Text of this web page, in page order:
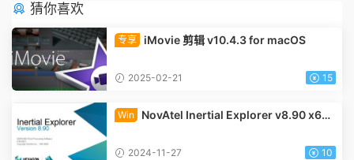
猜你喜欢
专享 iMovie 剪辑 v10.4.3 for macOS
2025-02-21 15
Win
NovAtel Inertial Explorer v8.90 x64 f
2024-11-27 10